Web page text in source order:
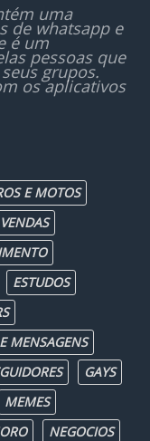
uma
de whatsapp e
é um
pessoas que
grupos.
os aplicativos
E MOTOS
ESTUDOS
MENSAGENS
GAYS
MEMES
NEGOCIOS